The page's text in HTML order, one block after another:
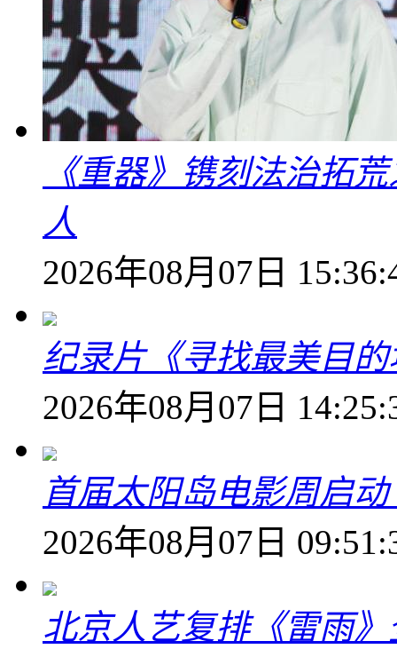
《重器》镌刻法治拓
人
2026年08月07日
纪录片《寻找最美目
2026年08月07日
首届太阳岛电影周启
2026年08月07日
北京人艺复排《雷雨》